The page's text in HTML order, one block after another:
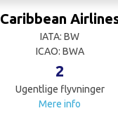
Caribbean
IATA: BW
ICAO: BWA
2
Ugentlige flyvninger
Mere info